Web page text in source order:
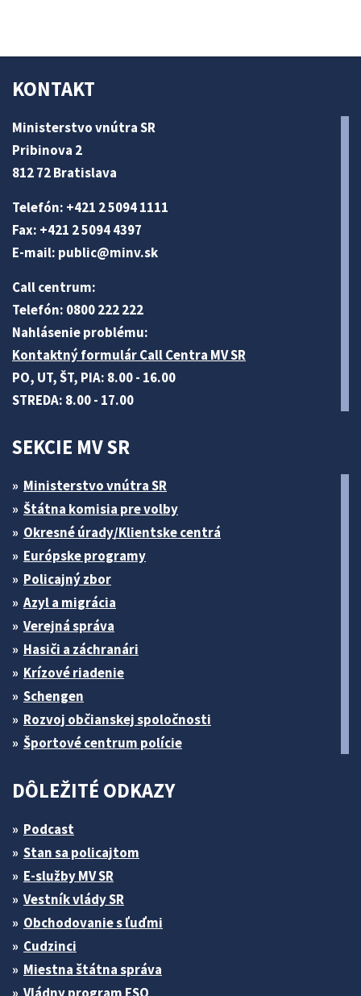
KONTAKT
Ministerstvo vnútra SR
Pribinova 2
812 72 Bratislava
Telefón: +421 2 5094 1111
Fax: +421 2 5094 4397
E-mail: public@minv.sk
Call centrum:
Telefón: 0800 222 222
Nahlásenie problému:
Kontaktný formulár Call Centra MV SR
PO, UT, ŠT, PIA: 8.00 - 16.00
STREDA: 8.00 - 17.00
SEKCIE MV SR
Ministerstvo vnútra SR
Štátna komisia pre volby
Okresné úrady/Klientske centrá
Európske programy
Policajný zbor
Azyl a migrácia
Verejná správa
Hasiči a záchranári
Krízové riadenie
Schengen
Rozvoj občianskej spoločnosti
Športové centrum polície
DÔLEŽITÉ ODKAZY
Podcast
Stan sa policajtom
E-služby MV SR
Vestník vlády SR
Obchodovanie s ľuďmi
Cudzinci
Miestna štátna správa